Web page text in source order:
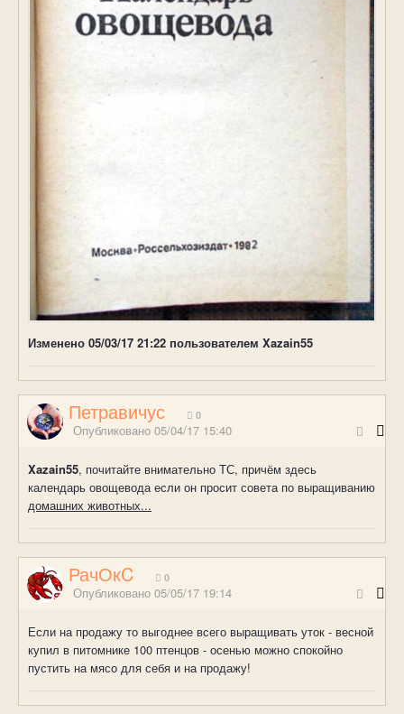
Изменено 05/03/17 21:22 пользователем Xazain55
Петравичус 0
Опубликовано 05/04/17 15:40
Xazain55, почитайте внимательно ТС, причём здесь
календарь овощевода если он просит совета по выращиванию
домашних животных...
РачОкC 0
Опубликовано 05/05/17 19:14
Если на продажу то выгоднее всего выращивать уток - весной
купил в питомнике 100 птенцов - осенью можно спокойно
пустить на мясо для себя и на продажу!